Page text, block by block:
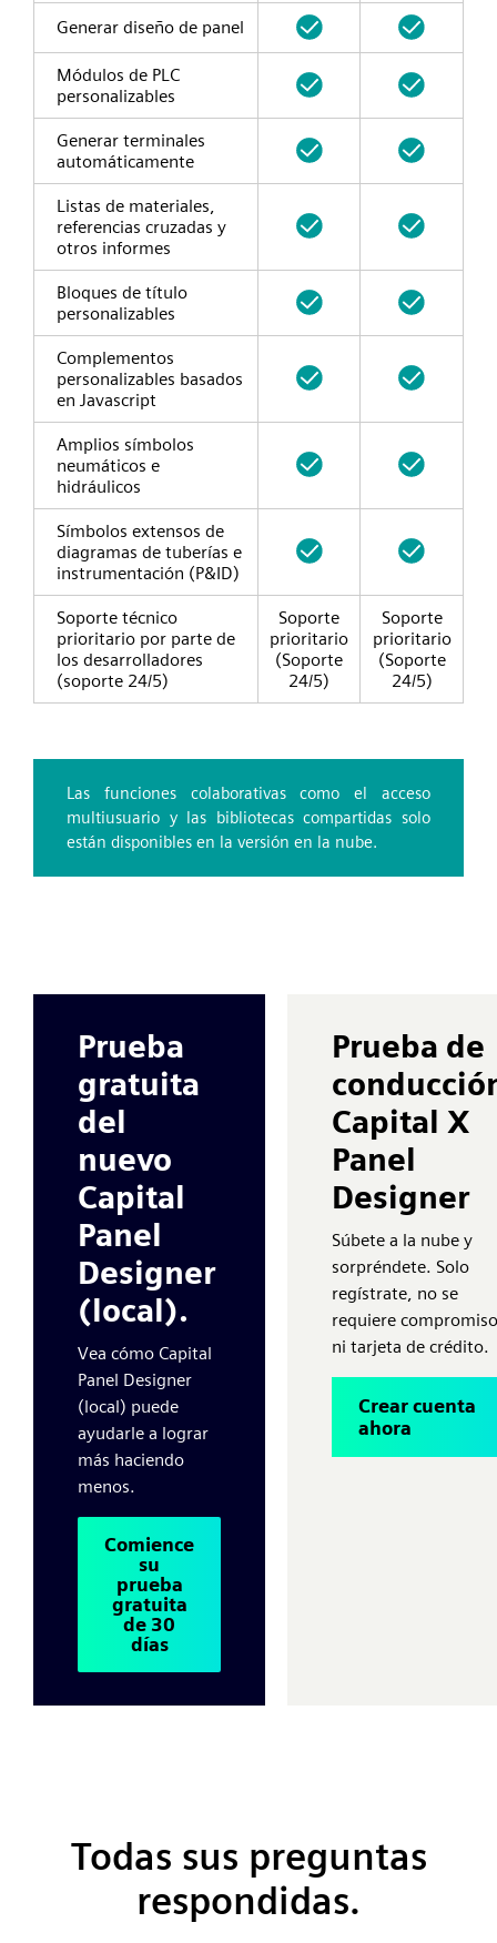
Generar diseño de panel
Módulos de PLC
personalizables
Generar terminales
automáticamente
Listas de materiales,
referencias cruzadas y
otros informes
Bloques de título
personalizables
Complementos
personalizables basados
en Javascript
Amplios símbolos
neumáticos e
hidráulicos
Símbolos extensos de
diagramas de tuberías e
instrumentación (P&ID)
Soporte técnico
prioritario por parte de
los desarrolladores
(soporte 24/5)
Soporte
prioritario
(Soporte
24/5)
Soporte
prioritario
(Soporte
24/5)
Las funciones colaborativas como el acceso
multiusuario y las bibliotecas compartidas solo
están disponibles en la versión en la nube.
Prueba
gratuita
del
nuevo
Capital
Panel
Designer
(local).
Vea cómo Capital
Panel Designer
(local) puede
ayudarle a lograr
más haciendo
menos.
Comience
su
prueba
gratuita
de 30
días
Prueba de
Capital X
Panel
Designer
Súbete a la nube y
sorpréndete. Solo
regístrate, no se
requiere compromiso
ni tarjeta de crédito.
Crear cuenta
ahora
Todas sus preguntas
respondidas.